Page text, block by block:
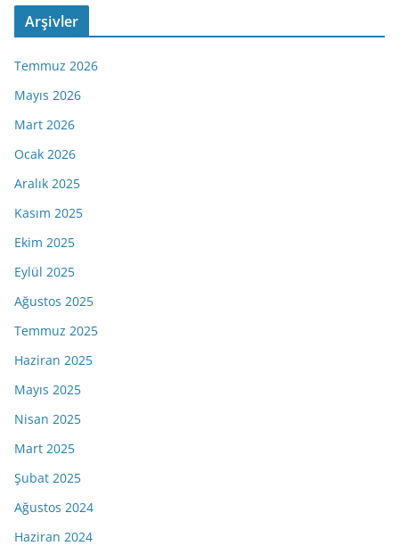
Arşivler
Temmuz 2026
Mayıs 2026
Mart 2026
Ocak 2026
Aralık 2025
Kasım 2025
Ekim 2025
Eylül 2025
Ağustos 2025
Temmuz 2025
Haziran 2025
Mayıs 2025
Nisan 2025
Mart 2025
Şubat 2025
Ağustos 2024
Haziran 2024